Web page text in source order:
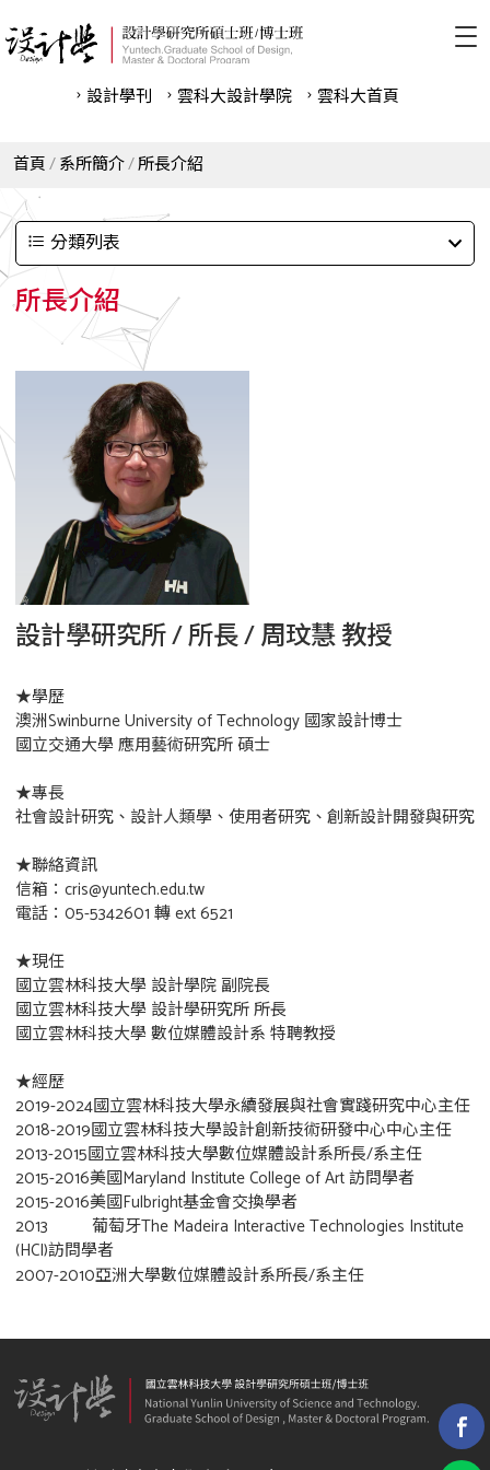
設計學刊 雲科⼤設計學院 雲科⼤首頁
首頁 系所簡介 所長介紹
分類列表
所長介紹
設計學研究所 / 所長 / 周玟慧 教授
★學歷
澳洲Swinburne University of Technology 國家設計博士
國立交通大學 應用藝術研究所 碩士
★專長
社會設計研究、設計人類學、使用者研究、創新設計開發與研究
★聯絡資訊
信箱：cris@yuntech.edu.tw
電話：05-5342601 轉 ext 6521
★現任
國立雲林科技大學 設計學院 副院長
國立雲林科技大學 設計學研究所 所長
國立雲林科技大學 數位媒體設計系 特聘教授
★經歷
2019-2024國立雲林科技大學永續發展與社會實踐研究中心主任
2018-2019國立雲林科技大學設計創新技術研發中心中心主任
2013-2015國立雲林科技大學數位媒體設計系所長/系主任
2015-2016美國Maryland Institute College of Art 訪問學者
2015-2016美國Fulbright基金會交換學者
2013 葡萄牙The Madeira Interactive Technologies Institute
(HCI)訪問學者
2007-2010亞洲大學數位媒體設計系所長/系主任